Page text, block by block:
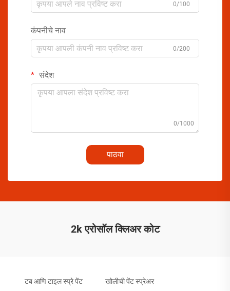
0/100
कंपनीचे नाव
0/200
संदेश
0/1000
पाठवा
2k एरोसॉल क्लिअर कोट
टब आणि टाइल स्प्रे पेंट खोलीची पेंट स्प्रेअर